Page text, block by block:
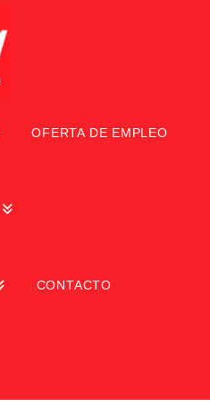
OFERTA DE EMPLEO
CONTACTO